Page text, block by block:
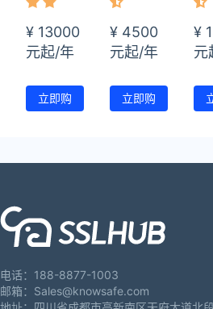
¥ 13000
元起/年
立即购
¥ 4500
元起/年
立即购
¥
元
电话：188-8877-1003
邮箱：Sales@knowsafe.com